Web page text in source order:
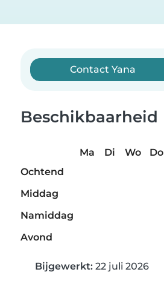
Contact Yana
Beschikbaarheid
Ma Di Wo Do
Ochtend
Middag
Namiddag
Avond
Bijgewerkt: 22 juli 2026